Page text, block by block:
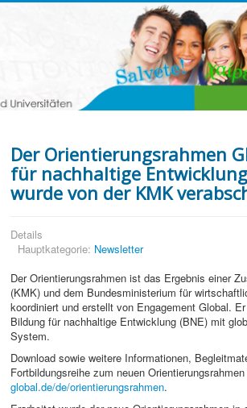
Der Orientierungsrahmen
für nachhaltige
wurde von der KMK
Details
Hauptkategorie: Newsletter
Der Orientierungsrahmen ist das Ergebnis einer
(KMK) und dem Bundesministerium für
koordiniert und erstellt von Engagement Global.
Bildung für nachhaltige Entwicklung (BNE) mit
System.
Download sowie weitere Informationen,
Fortbildungsreihe zum neuen
global.de/de/orientierungsrahmen.